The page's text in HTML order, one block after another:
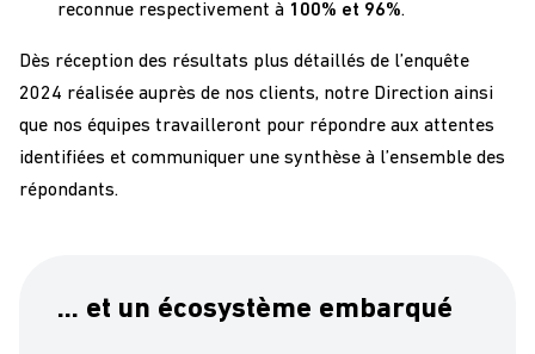
reconnue respectivement à 100% et 96%.
Dès réception des résultats plus détaillés de l’enquête
2024 réalisée auprès de nos clients, notre Direction ainsi
que nos équipes travailleront pour répondre aux attentes
identifiées et communiquer une synthèse à l’ensemble des
répondants.
… et un écosystème embarqué